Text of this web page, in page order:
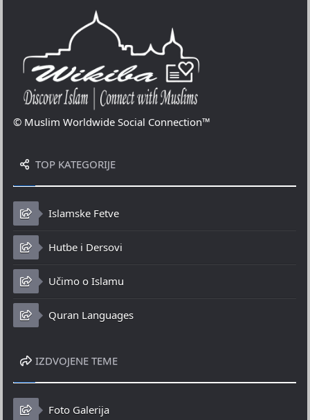
© Muslim Worldwide Social Connection™
TOP KATEGORIJE
Islamske Fetve
Hutbe i Dersovi
Učimo o Islamu
Quran Languages
IZDVOJENE TEME
Foto Galerija